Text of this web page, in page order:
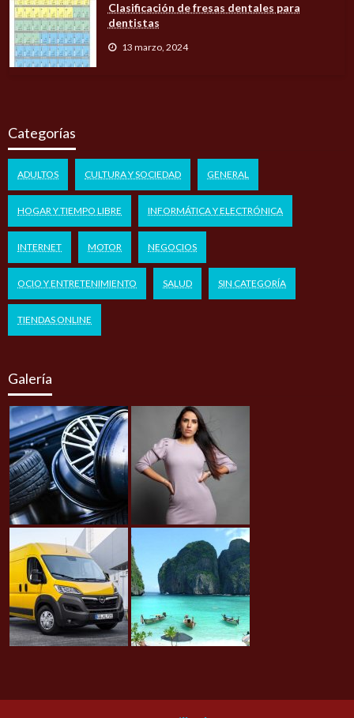
Clasificación de fresas dentales para
dentistas
13 marzo, 2024
Categorías
ADULTOS CULTURA Y SOCIEDAD GENERAL
HOGAR Y TIEMPO LIBRE INFORMÁTICA Y ELECTRÓNICA
INTERNET MOTOR NEGOCIOS
OCIO Y ENTRETENIMIENTO SALUD SIN CATEGORÍA
TIENDAS ONLINE
Galería